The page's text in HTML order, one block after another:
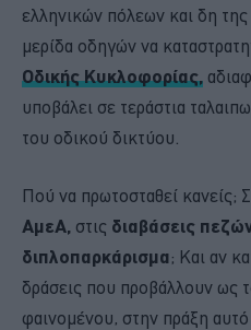
ελληνικών πόλεων και δη
μερίδα οδηγών να
Οδικής Κυκλοφορίας,
υποβάλει σε τεράστια
του οδικού δικτύου.
Πού να πρωτοσταθεί κανείς;
ΑμεΑ, στις διαβάσεις
διπλοπαρκάρισμα; Και αν
δράσεις που προβάλλουν ως
φαινομένου, στην πράξη αυτό